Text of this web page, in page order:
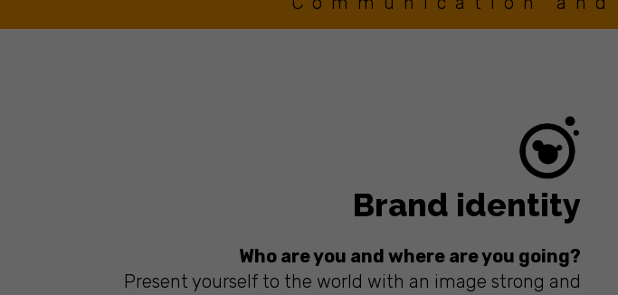
Brand identity
Who are you and where are you going?
Present yourself to the world with an image strong and